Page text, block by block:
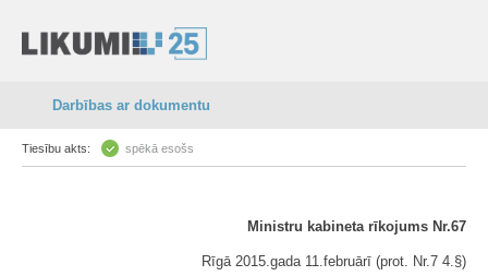
Darbības ar dokumentu
Tiesību akts: spēkā esošs
Ministru kabineta rīkojums Nr.67
Rīgā 2015.gada 11.februārī (prot. Nr.7 4.§)